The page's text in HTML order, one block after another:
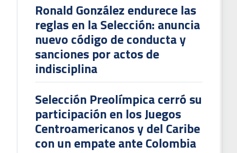
Ronald González endurece las
reglas en la Selección: anuncia
nuevo código de conducta y
sanciones por actos de
indisciplina
Selección Preolímpica cerró su
participación en los Juegos
Centroamericanos y del Caribe
con un empate ante Colombia